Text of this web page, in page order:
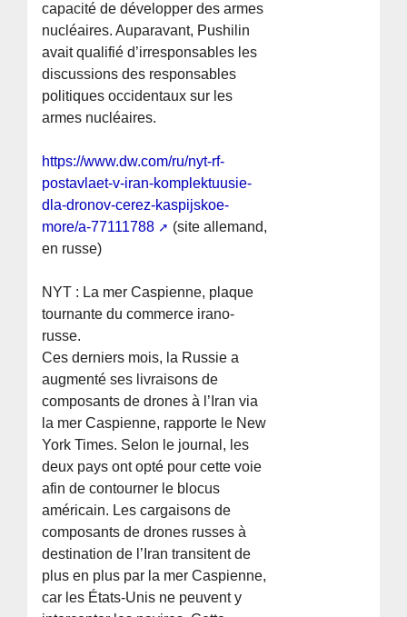
capacité de développer des armes
nucléaires. Auparavant, Pushilin
avait qualifié d’irresponsables les
discussions des responsables
politiques occidentaux sur les
armes nucléaires.
https://www.dw.com/ru/nyt-rf-
postavlaet-v-iran-komplektuusie-
dla-dronov-cerez-kaspijskoe-
more/a-77111788
(site allemand,
en russe)
NYT : La mer Caspienne, plaque
tournante du commerce irano-
russe.
Ces derniers mois, la Russie a
augmenté ses livraisons de
composants de drones à l’Iran via
la mer Caspienne, rapporte le New
York Times. Selon le journal, les
deux pays ont opté pour cette voie
afin de contourner le blocus
américain. Les cargaisons de
composants de drones russes à
destination de l’Iran transitent de
plus en plus par la mer Caspienne,
car les États-Unis ne peuvent y